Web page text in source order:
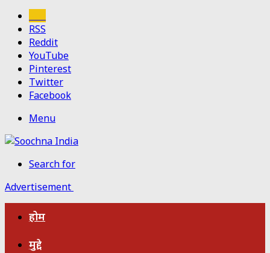
RSS
Reddit
YouTube
Pinterest
Twitter
Facebook
Menu
Search for
Advertisement
होम
मुद्दे